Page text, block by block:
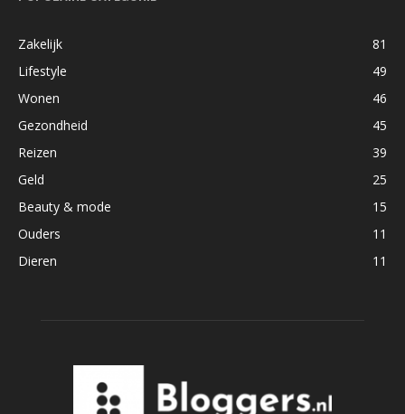
Zakelijk
81
Lifestyle
49
Wonen
46
Gezondheid
45
Reizen
39
Geld
25
Beauty & mode
15
Ouders
11
Dieren
11